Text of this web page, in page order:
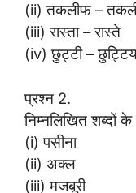
(ii) तकलीफ –
(iii) रास्ता – रास्ते
(iv) छुट्टी –
प्रश्न 2.
निम्नलिखित शब्दों
(i) पसीना
(ii) अक्ल
(iii) मजबूरी